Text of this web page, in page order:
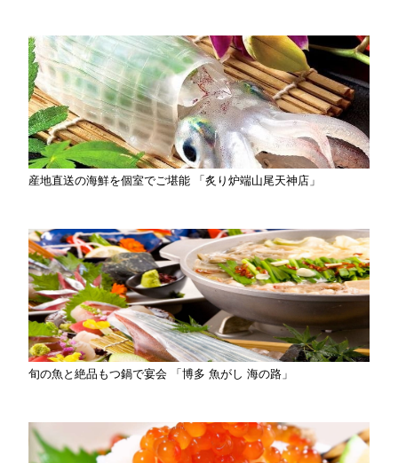
産地直送の海鮮を個室でご堪能 「炙り炉端山尾天神店」
旬の魚と絶品もつ鍋で宴会 「博多 魚がし 海の路」